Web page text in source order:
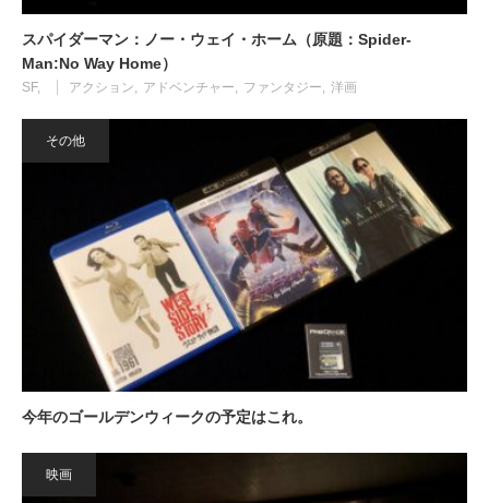
スパイダーマン：ノー・ウェイ・ホーム（原題：Spider-
Man:No Way Home）
SF アクション アドベンチャー ファンタジー 洋画
その他
今年のゴールデンウィークの予定はこれ。
映画